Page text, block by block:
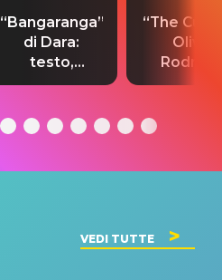
“Bangaranga”
di Dara:
testo,
traduzione e
del singolo
“The
Olivia
testo,
VEDI TUTTE